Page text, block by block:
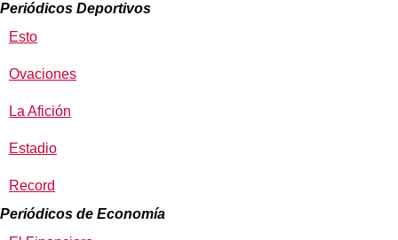
Periódicos Deportivos
Esto
Ovaciones
La Afición
Estadio
Record
Periódicos de Economía